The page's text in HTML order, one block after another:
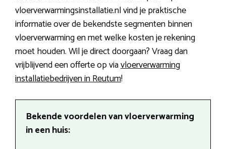
vloerverwarmingsinstallatie.nl vind je praktische
informatie over de bekendste segmenten binnen
vloerverwarming en met welke kosten je rekening
moet houden. Wil je direct doorgaan? Vraag dan
vrijblijvend een offerte op viavloerverwarming
installatiebedrijven in Reutum!
Bekende voordelen van vloerverwarming
in een huis: